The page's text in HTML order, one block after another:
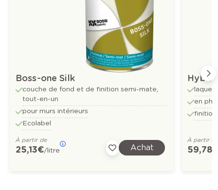
Boss-one Silk
couche de fond et de finition semi-mate,
tout-en-un
pour murs intérieurs
Ecolabel
À partir de
25,13 €/litre Achat
laque
en
À partir
59,78